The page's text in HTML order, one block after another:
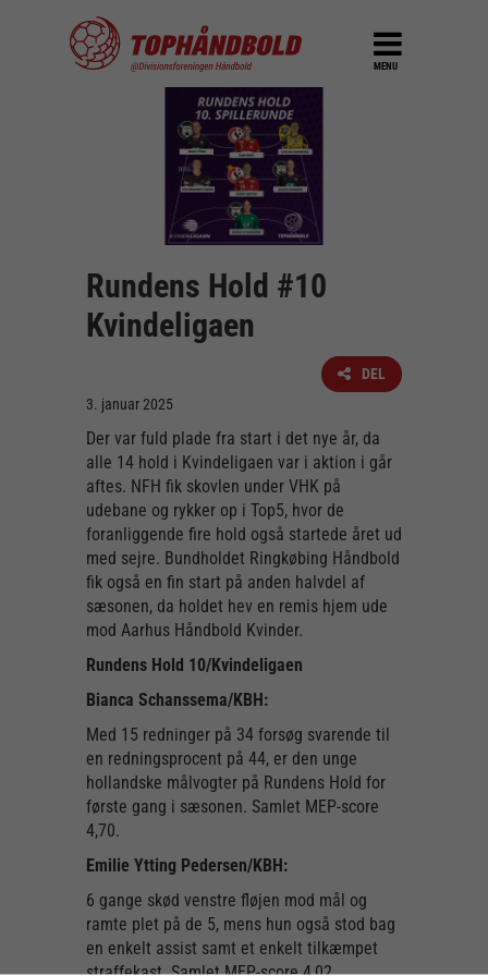
MENU
Rundens Hold #10
Kvindeligaen
DEL
3. januar 2025
Der var fuld plade fra start i det nye år, da
alle 14 hold i Kvindeligaen var i aktion i går
aftes. NFH fik skovlen under VHK på
udebane og rykker op i Top5, hvor de
foranliggende fire hold også startede året ud
med sejre. Bundholdet Ringkøbing Håndbold
fik også en fin start på anden halvdel af
sæsonen, da holdet hev en remis hjem ude
mod Aarhus Håndbold Kvinder.
Rundens Hold 10/Kvindeligaen
Bianca Schanssema/KBH:
Med 15 redninger på 34 forsøg svarende til
en redningsprocent på 44, er den unge
hollandske målvogter på Rundens Hold for
første gang i sæsonen. Samlet MEP-score
4,70.
Emilie Ytting Pedersen/KBH:
6 gange skød venstre fløjen mod mål og
ramte plet på de 5, mens hun også stod bag
en enkelt assist samt et enkelt tilkæmpet